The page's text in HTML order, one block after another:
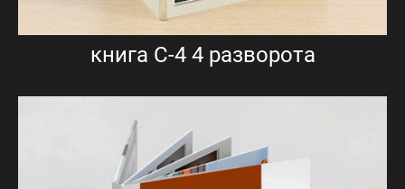
книга С-4 4 разворота